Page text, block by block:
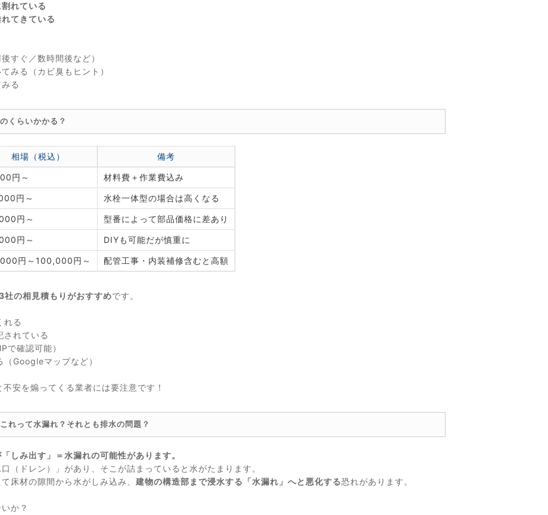
れている
てきている
すぐ／数時間後など）
みる（カビ臭もヒント）
る
くらいかかる？
相場（税込） 備考
円～ 材料費＋作業費込み
円～ 水栓一体型の場合は高くなる
円～ 型番によって部品価格に差あり
円～ DIYも可能だが慎重に
円～100,000円～ 配管工事・内装補修含むと高額
社の相見積もりがおすすめです。
れる
れている
で確認可能）
Googleマップなど）
安を煽ってくる業者には要注意です！
れって水漏れ？それとも排水の問題？
しみ出す」＝水漏れの可能性があります。
（ドレン）」があり、そこが詰まっていると水がたまります。
床材の隙間から水がしみ込み、 建物の構造部まで浸水する「水漏れ」へと悪化する恐れがあります。
か？